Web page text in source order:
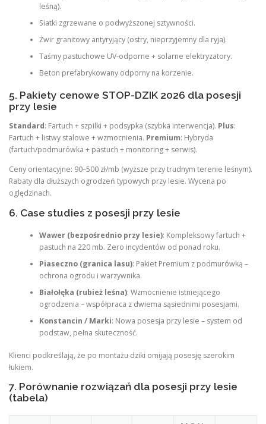
leśną).
Siatki zgrzewane o podwyższonej sztywności.
Żwir granitowy antyryjący (ostry, nieprzyjemny dla ryja).
Taśmy pastuchowe UV-odporne + solarne elektryzatory.
Beton prefabrykowany odporny na korzenie.
5. Pakiety cenowe STOP-DZIK 2026 dla posesji
przy lesie
Standard: Fartuch + szpilki + podsypka (szybka interwencja). Plus:
Fartuch + listwy stalowe + wzmocnienia. Premium: Hybryda
(fartuch/podmurówka + pastuch + monitoring + serwis).
Ceny orientacyjne: 90–500 zł/mb (wyższe przy trudnym terenie leśnym).
Rabaty dla dłuższych ogrodzeń typowych przy lesie. Wycena po
oględzinach.
6. Case studies z posesji przy lesie
Wawer (bezpośrednio przy lesie): Kompleksowy fartuch +
pastuch na 220 mb. Zero incydentów od ponad roku.
Piaseczno (granica lasu): Pakiet Premium z podmurówką –
ochrona ogrodu i warzywnika.
Białołęka (rubież leśna): Wzmocnienie istniejącego
ogrodzenia – współpraca z dwiema sąsiednimi posesjami.
Konstancin / Marki: Nowa posesja przy lesie – system od
podstaw, pełna skuteczność.
Klienci podkreślają, że po montażu dziki omijają posesję szerokim
łukiem.
7. Porównanie rozwiązań dla posesji przy lesie
(tabela)